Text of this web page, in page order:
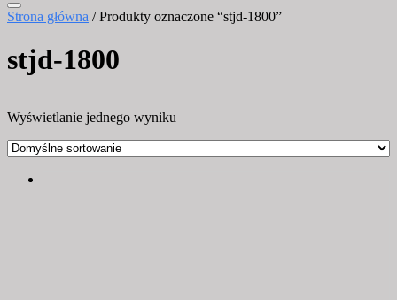
Strona główna / Produkty oznaczone “stjd-1800”
stjd-1800
Wyświetlanie jednego wyniku